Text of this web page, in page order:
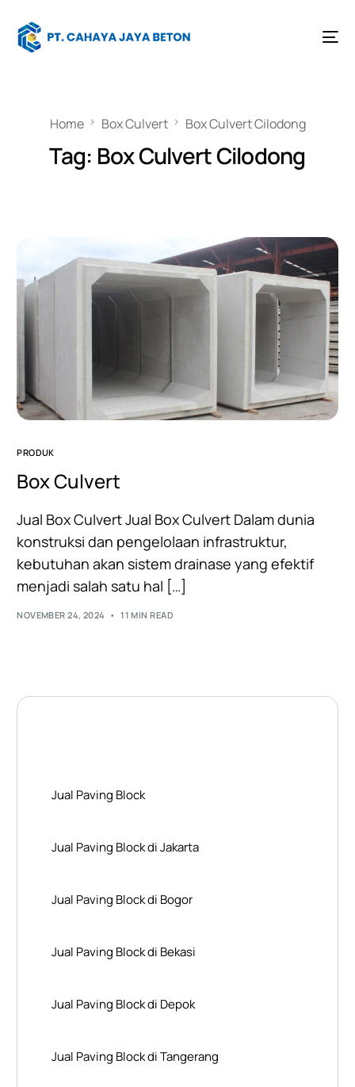
Home Box Culvert Box Culvert Cilodong
Tag: Box Culvert Cilodong
PRODUK
Box Culvert
Jual Box Culvert Jual Box Culvert Dalam dunia
konstruksi dan pengelolaan infrastruktur,
kebutuhan akan sistem drainase yang efektif
menjadi salah satu hal […]
NOVEMBER 24, 2024 11 MIN READ
Jual Paving Block
Jual Paving Block di Jakarta
Jual Paving Block di Bogor
Jual Paving Block di Bekasi
Jual Paving Block di Depok
Jual Paving Block di Tangerang